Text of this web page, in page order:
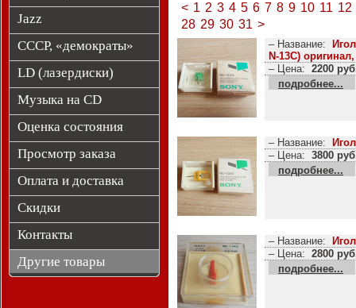
Jazz
СССР, «демократы»
LD (лазердиски)
Музыка на CD
Оценка состояния
Просмотр заказа
Оплата и доставка
Скидки
Контакты
Другие товары
< 1 2 3 4 5 6 7 8 9 10 11 12
28 29 30 31 >
– Название:
N-13C)
– Цена: 2200
подробнее...
– Название:
– Цена: 3800
подробнее...
– Название:
– Цена: 2800
подробнее...